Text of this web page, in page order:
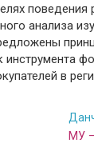
поведения
анализа
инструмента
в
МУ